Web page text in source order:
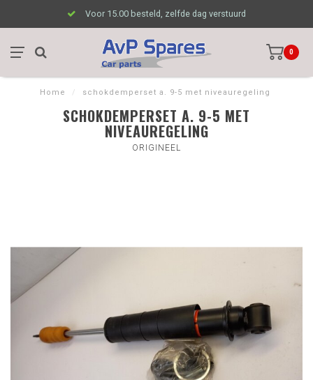
Voor 15.00 besteld, zelfde dag verstuurd
0
Home / schokdemperset a. 9-5 met niveauregeling
SCHOKDEMPERSET A. 9-5 MET
NIVEAUREGELING
ORIGINEEL